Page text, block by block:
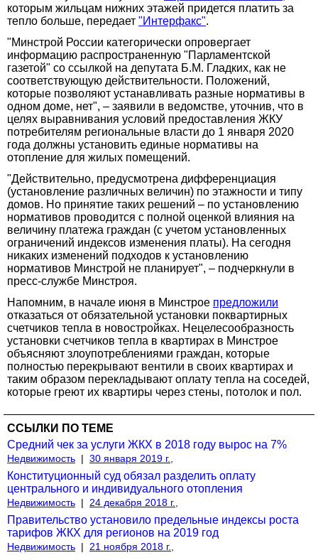
которым жильцам нижних этажей придется платить за
тепло больше, передает "Интерфакс".
"Минстрой России категорически опровергает
информацию распространенную "Парламентской
газетой" со ссылкой на депутата Б.М. Гладких, как не
соответствующую действительности. Положений,
которые позволяют устанавливать разные нормативы в
одном доме, нет", – заявили в ведомстве, уточнив, что в
целях выравнивания условий предоставления ЖКУ
потребителям региональные власти до 1 января 2020
года должны установить единые нормативы на
отопление для жилых помещений.
"Действительно, предусмотрена дифференциация
(установление различных величин) по этажности и типу
домов. Но принятие таких решений – по установлению
нормативов проводится с полной оценкой влияния на
величину платежа граждан (с учетом установленных
ограничений индексов изменения платы). На сегодня
никаких изменений подходов к установлению
нормативов Минстрой не планирует", – подчеркнули в
пресс-службе Минстроя.
Напомним, в начале июня в Минстрое предложили
отказаться от обязательной установки поквартирных
счетчиков тепла в новостройках. Нецелесообразность
установки счетчиков тепла в квартирах в Минстрое
объясняют злоупотреблениями граждан, которые
полностью перекрывают вентили в своих квартирах и
таким образом перекладывают оплату тепла на соседей,
которые греют их квартиры через стены, потолок и пол.
ССЫЛКИ ПО ТЕМЕ
Средний чек за услуги ЖКХ в 2018 году вырос на 7%
Недвижимость | 30 января 2019 г.,
Конституционный суд обязал разделить оплату
центрального и индивидуального отопления
Недвижимость | 24 декабря 2018 г.,
Правительство установило предельные индексы роста
тарифов ЖКХ для регионов на 2019 год
Недвижимость |
21 ноября 2018 г.,